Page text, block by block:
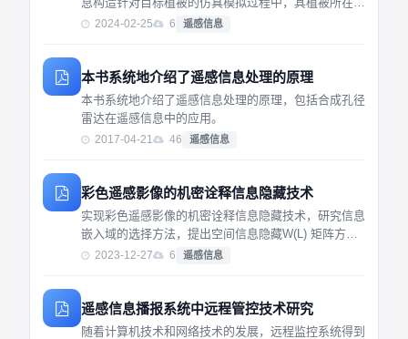
表、空间场景是关键组成。场景空间直接影响植被生长
2024-02-25 6 遥感信息
本书系统地介绍了遥感信息处理的原理
本书系统地介绍了遥感信息处理的原理，包括合成孔径
雷达在遥感信息中的应用。
2017-04-21 46 遥感信息
彩色遥感影像的机密诠释信息隐藏技术
实现彩色遥感影像的机密诠释信息隐藏技术，研究信息
嵌入域的选择方法，提出空间信息隐藏W(L) 矩阵方
法。实验结果表明，该技术具有透明性较高、信息隐藏
2023-12-27 6 遥感信息
遥感信息播报系统中远程管控技术研究
随着计算机技术和网络技术的发展，远程监控系统得到